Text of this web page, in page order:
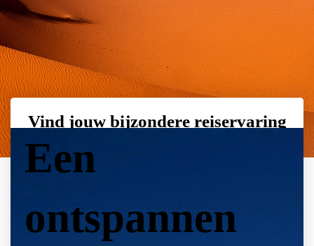
Vind jouw bijzondere reiservaring
Een
ontspannen